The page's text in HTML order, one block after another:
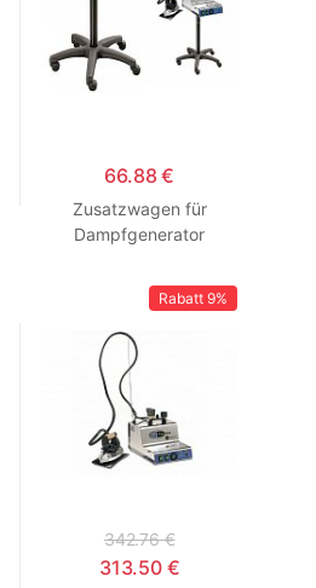
66.88 €
Zusatzwagen für
Dampfgenerator
BLACK
Rabatt 9%
342.76 €
313.50 €